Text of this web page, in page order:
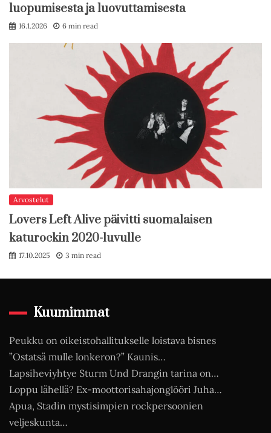
luopumisesta ja luovuttamisesta
16.1.2026 6 min read
Arvostelut
Lovers Left Alive päivitti suomalaisen
katurockin 2020-luvulle
17.10.2025 3 min read
Kuumimmat
Peukku on oikeistohallitukselle loistava bisnes
”Ostatsä mulle lonkeron?” Kaunis…
Lapsiheviyhtye Sturm Und Drangin tarina on…
Loppu lähellä? Ex-moottorisahajonglööri Juha…
Apua, Stadin mystisimpien rockpersoonien
veljeskunta…